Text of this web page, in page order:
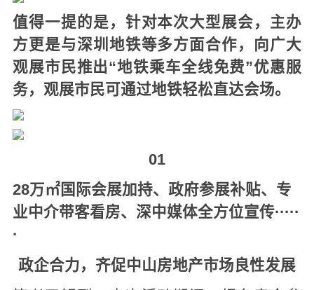
值得一提的是，针对本次大型展会，主办
方更是与深圳地铁等多方面合作，向广大
观展市民推出“地铁乘车全线免费”优惠服
务，观展市民可通过地铁轻松直达会场。
01
28万㎡国际会展加持、政府参展补贴、专
业中介带客看房、深中媒体全方位宣传·····
·
政企合力， 齐促中山房地产市场良性发展